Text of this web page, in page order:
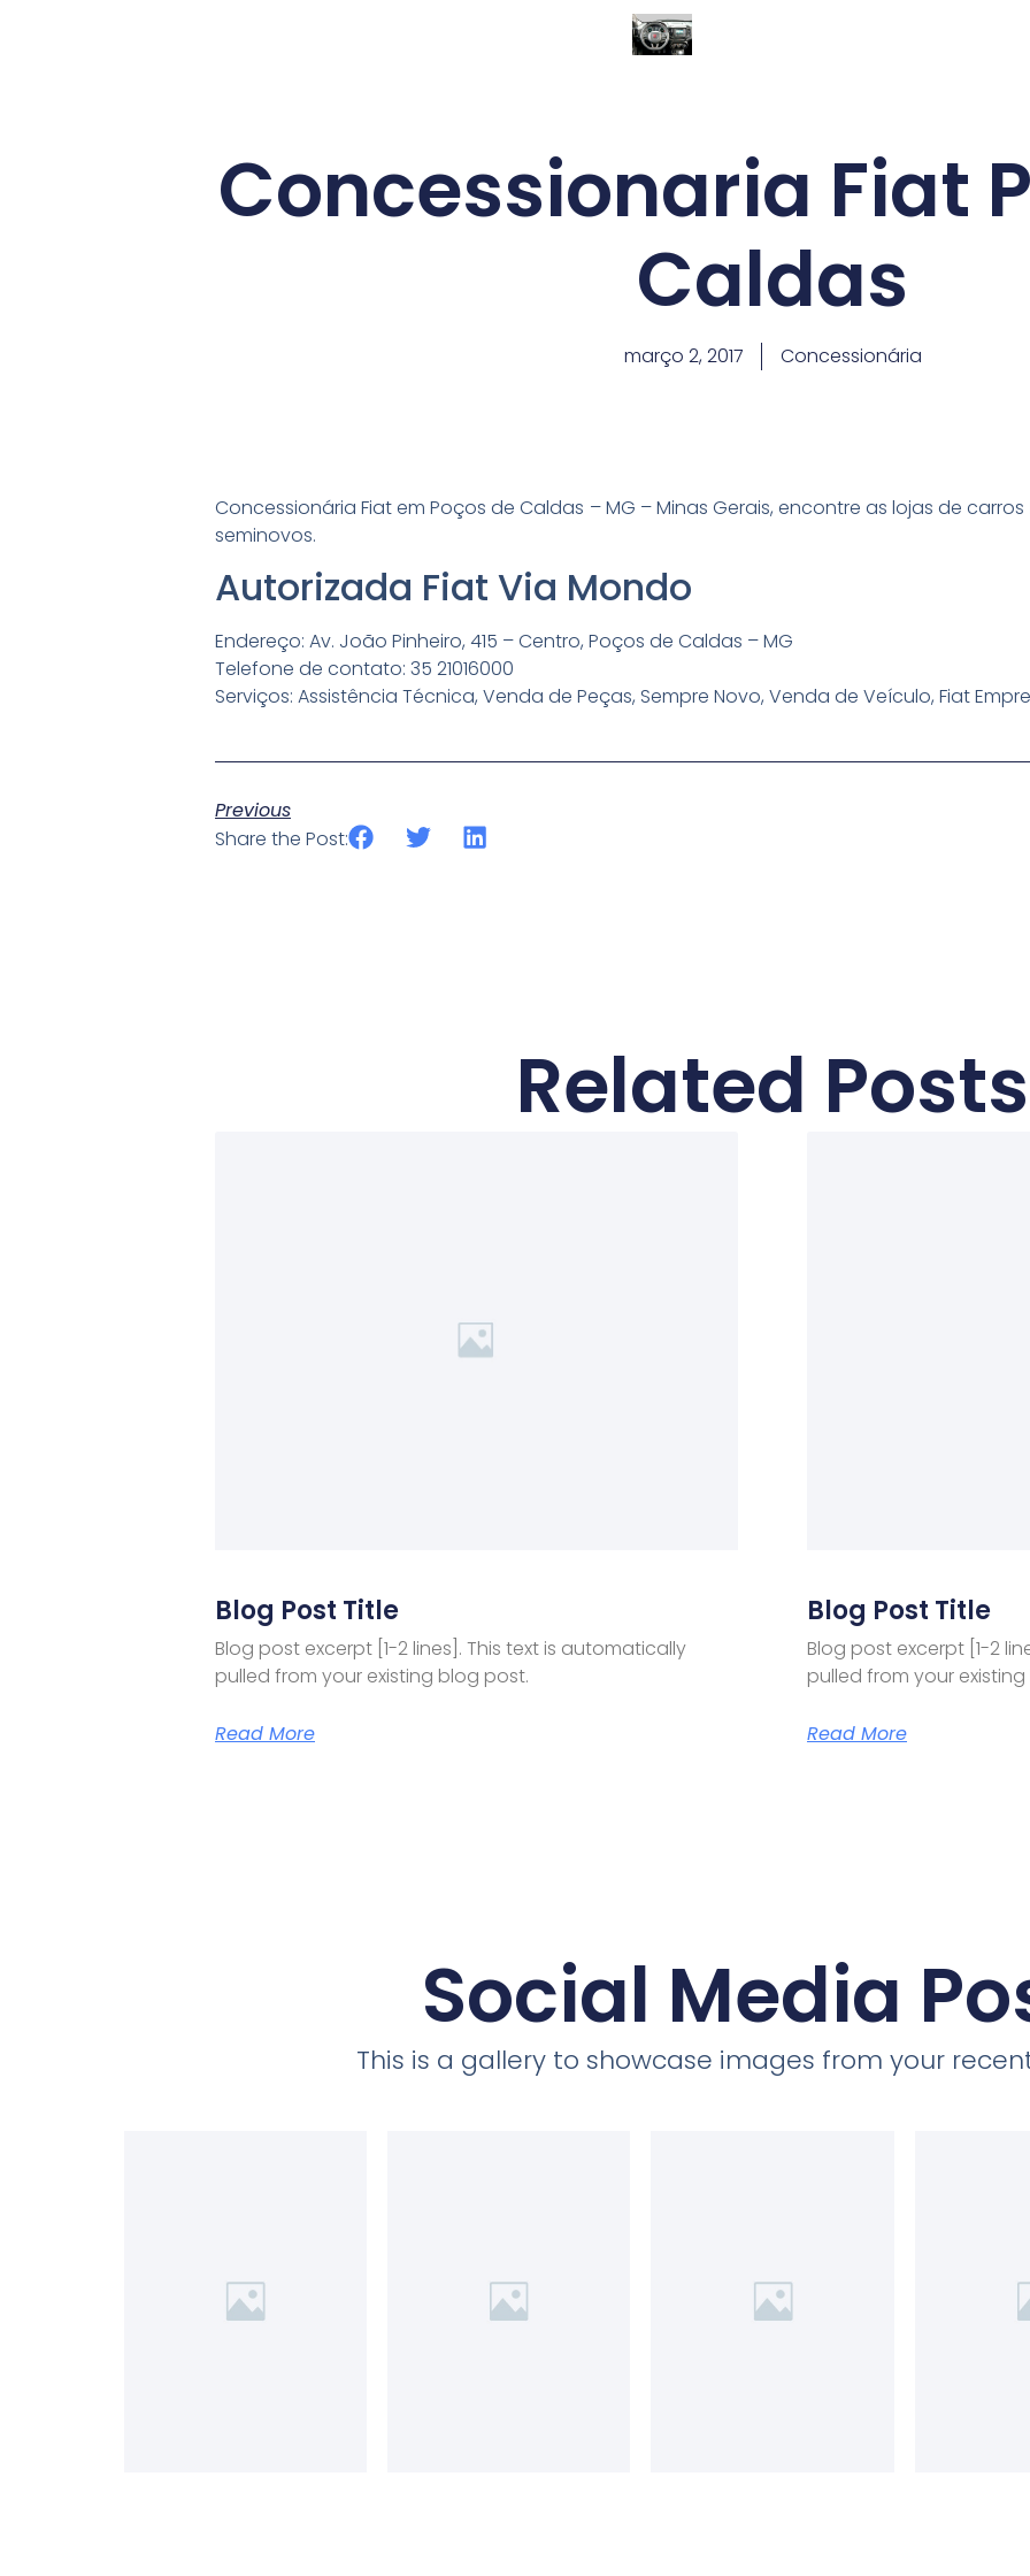
Concessionaria Fiat
Caldas
março 2, 2017 Concessionária
Concessionária Fiat em Poços de Caldas – MG – Minas Gerais, encontre as lojas de
seminovos.
Autorizada Fiat Via Mondo
Endereço: Av. João Pinheiro, 415 – Centro, Poços de Caldas – MG
Telefone de contato: 35 21016000
Serviços: Assistência Técnica, Venda de Peças, Sempre Novo, Venda de Veículo, Fiat
Previous
Share the Post:
Related Posts
Blog Post Title
Blog post excerpt [1-2 lines]. This text is automatically
pulled from your existing blog post.
Read More
Blog Post Title
Blog post excerpt [1-2
pulled from your
Read More
Social Media
This is a gallery to showcase images from your